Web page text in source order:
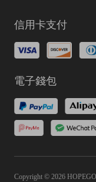
信用卡支付
電子錢包
Copyright © 2026